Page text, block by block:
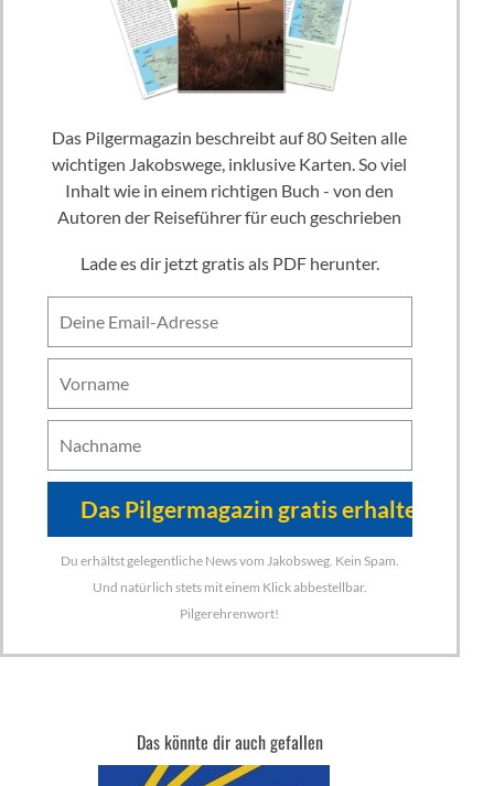
Das Pilgermagazin beschreibt auf 80 Seiten alle
wichtigen Jakobswege, inklusive Karten. So viel
Inhalt wie in einem richtigen Buch - von den
Autoren der Reiseführer für euch geschrieben
Lade es dir jetzt gratis als PDF herunter.
Du erhältst gelegentliche News vom Jakobsweg. Kein Spam.
Und natürlich stets mit einem Klick abbestellbar.
Pilgerehrenwort!
Das könnte dir auch gefallen